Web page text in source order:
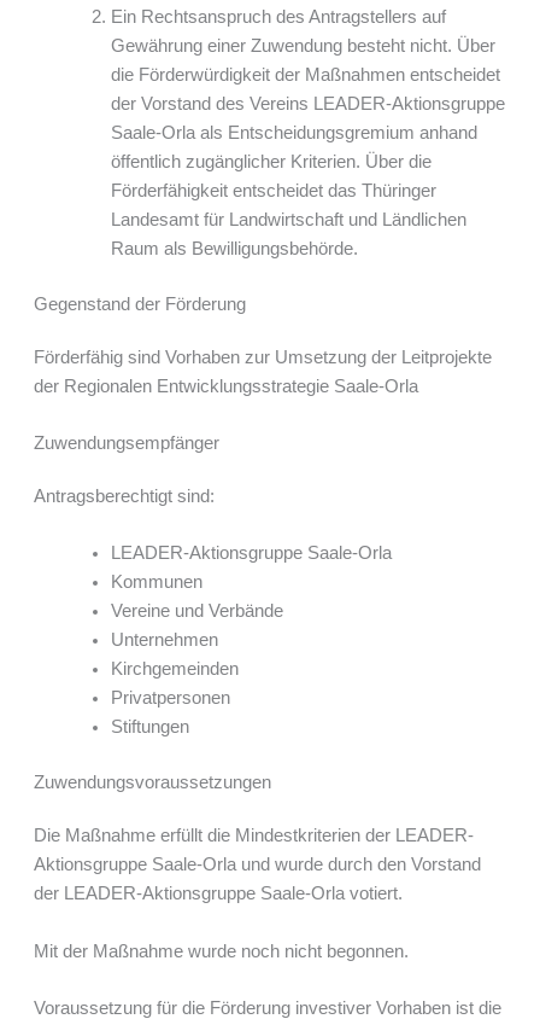
Ein Rechtsanspruch des Antragstellers auf
Gewährung einer Zuwendung besteht nicht. Über
die Förderwürdigkeit der Maßnahmen entscheidet
der Vorstand des Vereins LEADER-Aktionsgruppe
Saale-Orla als Entscheidungsgremium anhand
öffentlich zugänglicher Kriterien. Über die
Förderfähigkeit entscheidet das Thüringer
Landesamt für Landwirtschaft und Ländlichen
Raum als Bewilligungsbehörde.
Gegenstand der Förderung
Förderfähig sind Vorhaben zur Umsetzung der Leitprojekte
der Regionalen Entwicklungsstrategie Saale-Orla
Zuwendungsempfänger
Antragsberechtigt sind:
LEADER-Aktionsgruppe Saale-Orla
Kommunen
Vereine und Verbände
Unternehmen
Kirchgemeinden
Privatpersonen
Stiftungen
Zuwendungsvoraussetzungen
Die Maßnahme erfüllt die Mindestkriterien der LEADER-
Aktionsgruppe Saale-Orla und wurde durch den Vorstand
der LEADER-Aktionsgruppe Saale-Orla votiert.
Mit der Maßnahme wurde noch nicht begonnen.
Voraussetzung für die Förderung investiver Vorhaben ist die